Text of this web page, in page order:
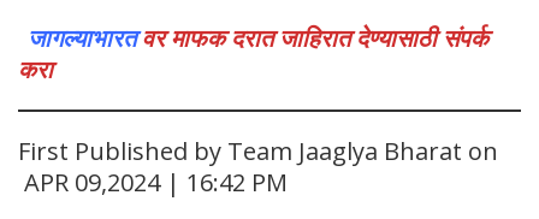
जागल्याभारतवर माफक दरात जाहिरात देण्यासाठी संपर्क
करा
First Published by Team Jaaglya Bharat on
APR 09,2024 | 16:42 PM